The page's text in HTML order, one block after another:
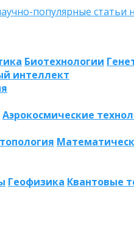
Биотехнологии
интеллект
Аэрокосмические
Геофизика Квантовые